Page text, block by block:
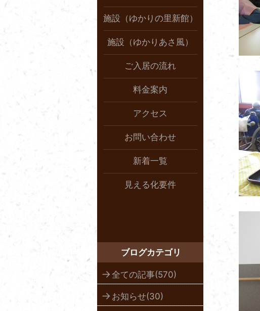
施設（ゆかりの里新館）
施設（ゆかりあさ風）
ご入居の流れ
料金案内
アクセス
お問い合わせ
新着一覧
見える化要件
ブログカテゴリ
全ての記事(570)
お知らせ(30)